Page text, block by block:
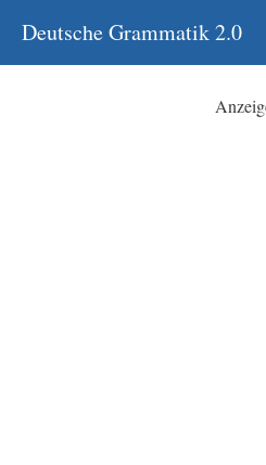
Inhalt
springen
Deutsche Grammatik 2.0